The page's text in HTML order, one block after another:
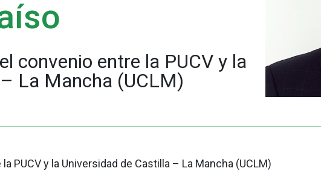
convenio entre la PUCV y la
La Mancha (UCLM)
PUCV y la Universidad de Castilla – La Mancha (UCLM)